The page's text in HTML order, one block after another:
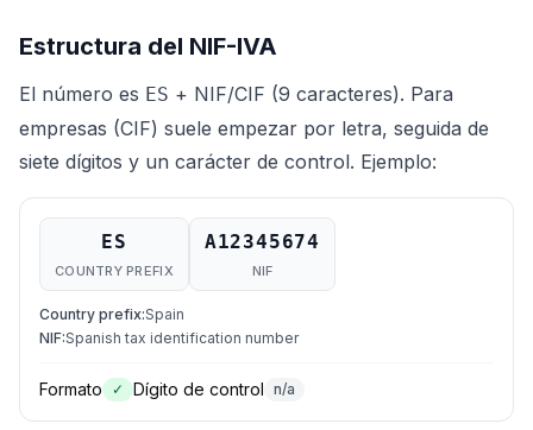
Estructura del NIF-IVA
El número es ES + NIF/CIF (9 caracteres). Para
empresas (CIF) suele empezar por letra, seguida de
siete dígitos y un carácter de control. Ejemplo:
ES
COUNTRY PREFIX
A12345674
NIF
Country prefix:Spain
NIF:Spanish tax identification number
Formato ✓ Dígito de control n/a